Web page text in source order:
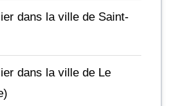
dans la ville de Saint-
dans la ville de Le